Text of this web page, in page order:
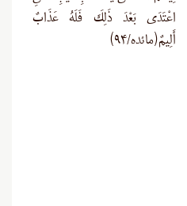
اعْتَدَى بَعْدَ ذَلِكَ فَلَهُ عَذَابٌ
أَلِيمٌ(مائده/۹۴)